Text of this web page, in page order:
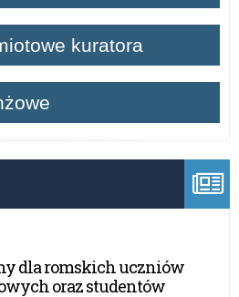
kuratora
dla romskich uczniów
oraz studentów